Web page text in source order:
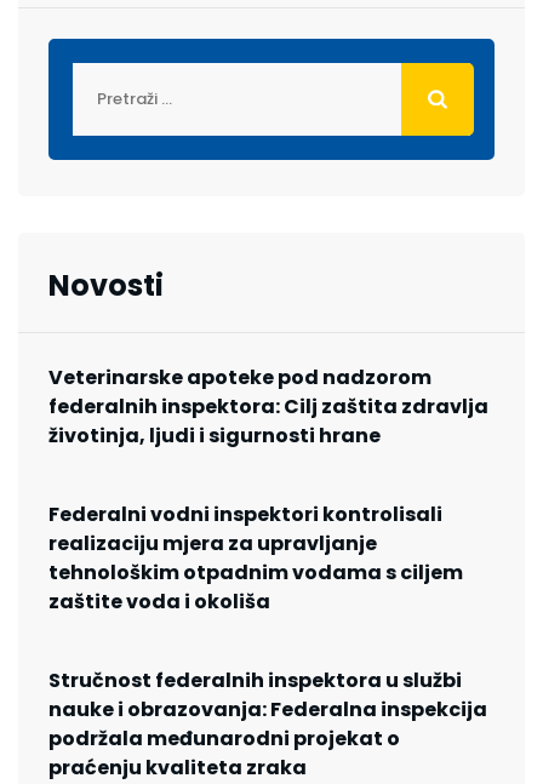
Novosti
Veterinarske apoteke pod nadzorom
federalnih inspektora: Cilj zaštita zdravlja
životinja, ljudi i sigurnosti hrane
Federalni vodni inspektori kontrolisali
realizaciju mjera za upravljanje
tehnološkim otpadnim vodama s ciljem
zaštite voda i okoliša
Stručnost federalnih inspektora u službi
nauke i obrazovanja: Federalna inspekcija
podržala međunarodni projekat o
praćenju kvaliteta zraka